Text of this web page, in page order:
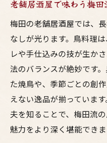
老舗居酒屋で味わう梅
梅田の老舗居酒屋では、
なしが光ります。鳥料理
レや手仕込みの技が生か
法のバランスが絶妙です
た焼鳥や、季節ごとの創
えない逸品が揃っていま
夫を知ることで、梅田流
魅力をより深く堪能できま